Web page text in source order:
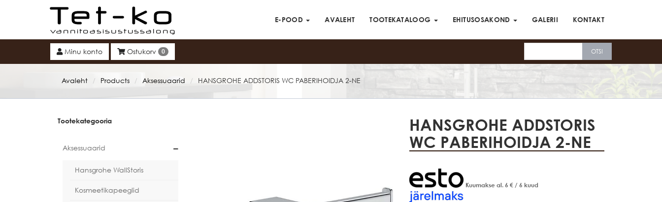
Tet-ko E-POOD AVALEHT TOOTEKATALOOG EHITUSOSAKOND GALERII KONTAKT
Minu konto Ostukorv 0
Avaleht / Products / Aksessuaarid / HANSGROHE ADDSTORIS WC PABERIHOIDJA 2-NE
Tootekategooria
Aksessuaarid
Hansgrohe WallStoris
Kosmeetikapeeglid
HANSGROHE ADDSTORIS
WC PABERIHOIDJA 2-NE
Kuumakse al. 6 € / 6 kuud